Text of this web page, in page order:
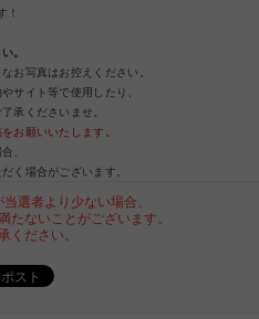
！
。
お写真はお控えください。
サイト等で使用したり、
承くださいませ。
お願いいたします。
、
く場合がございます。
選者より少ない場合、
たないことがございます。
ください。